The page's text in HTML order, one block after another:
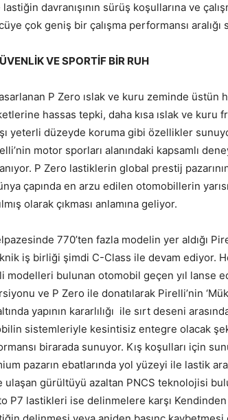
davranışının sürüş koşullarına ve
çok geniş bir çalışma performansı aralığı
VE SPORTİF BİR RUH
P Zero ıslak ve kuru zeminde üstün
hassas tepki, daha kısa ıslak ve kuru
yeterli düzeyde koruma gibi özellikler
motor sporları alanındaki kapsamlı
P Zero lastiklerin global prestij
çapında en arzu edilen otomobillerin
olarak çıkması anlamına geliyor.
770’ten fazla modelin yer aldığı
iş birliği şimdi C-Class ile devam ediyor.
bulunan otomobil geçen yıl lanse
ve P Zero ile donatılarak Pirelli’nin
yapının kararlılığı ile sırt deseni
sistemleriyle kesintisiz entegre olacak
birarada sunuyor. Kış koşulları için
pazarın ebatlarında yol yüzeyi ile lastik
gürültüyü azaltan PNCS teknolojisi
P7 lastikleri ise delinmelere karşı Kendinden